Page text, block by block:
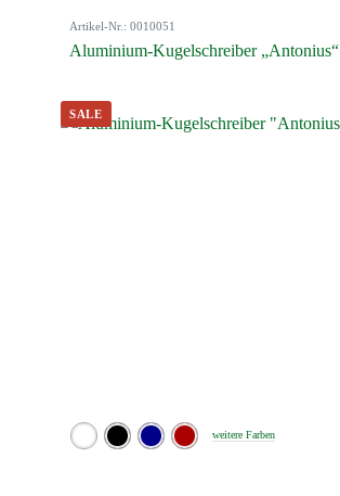
Artikel-Nr.: 0010051
Aluminium-Kugelschreiber „Antonius“
weitere Farben